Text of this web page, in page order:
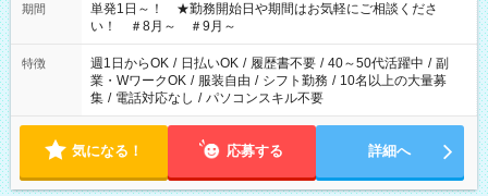
期間
単発1日～！ ★勤務開始日や期間はお気軽にご相談くださ
い！ ＃8月～ ＃9月～
特徴 週1日からOK / 日払いOK / 履歴書不要 / 40～50代活躍中 / 副
業・WワークOK / 服装自由 / シフト勤務 / 10名以上の大量募
集 / 電話対応なし / パソコンスキル不要
気になる！ 応募する 詳細へ